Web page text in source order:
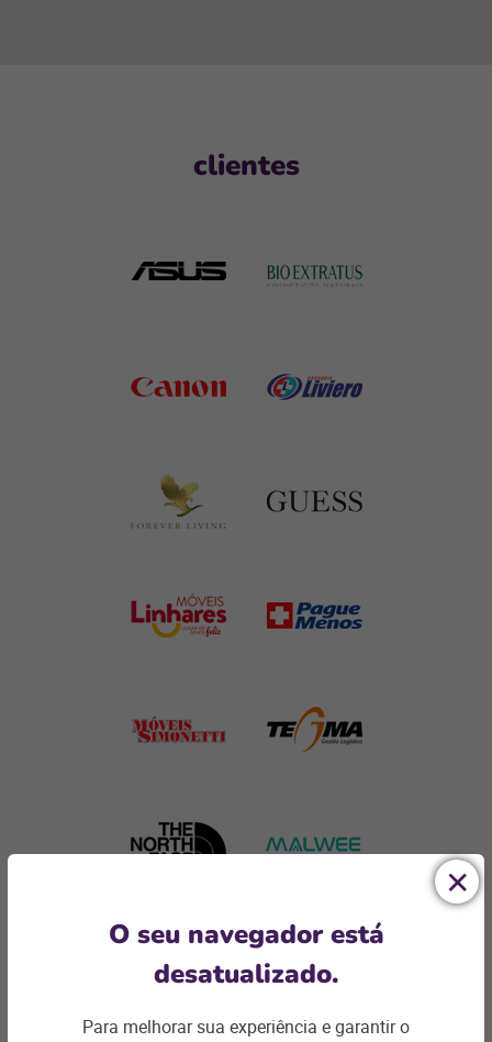
clientes
O seu navegador está
desatualizado.
Para melhorar sua experiência e garantir o